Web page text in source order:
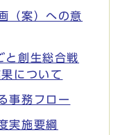
（案）への意
と創生総合戦
について
事務フロー
実施要綱